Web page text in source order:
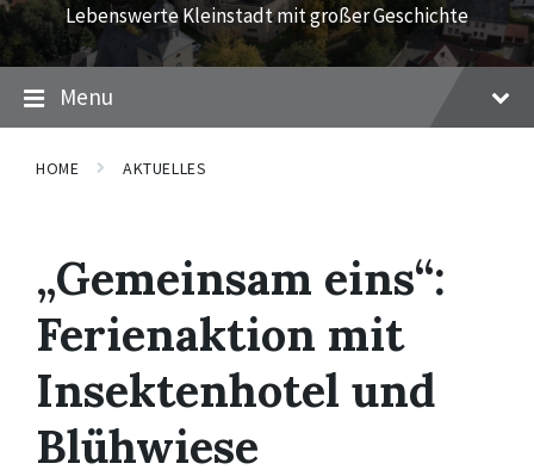
Lebenswerte Kleinstadt mit großer Geschichte
Menu
HOME AKTUELLES
„Gemeinsam eins“:
Ferienaktion mit
Insektenhotel und
Blühwiese